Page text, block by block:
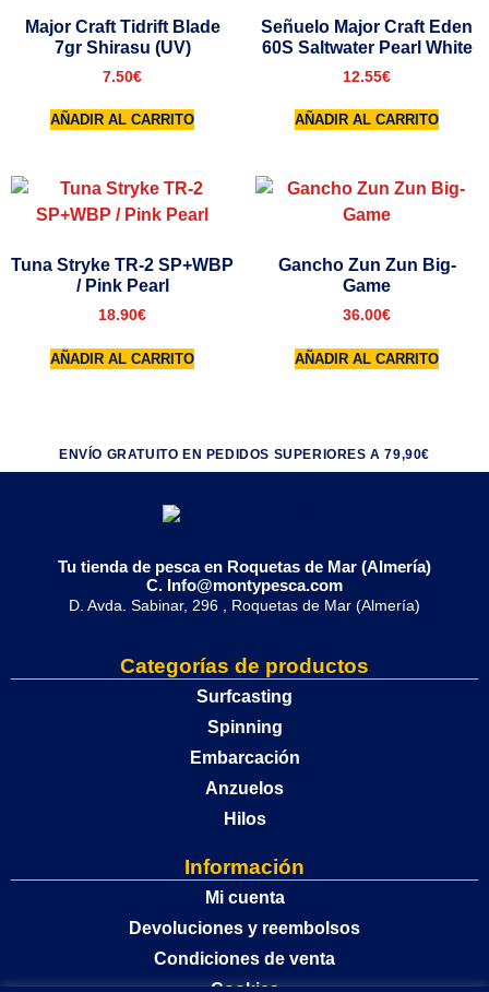
Major Craft Tidrift Blade
7gr Shirasu (UV)
7.50€
AÑADIR AL CARRITO
Señuelo Major Craft Eden
60S Saltwater Pearl White
12.55€
AÑADIR AL CARRITO
Tuna Stryke TR-2 SP+WBP
/ Pink Pearl
18.90€
AÑADIR AL CARRITO
Gancho Zun Zun Big-
Game
36.00€
AÑADIR AL CARRITO
ENVÍO GRATUITO EN PEDIDOS SUPERIORES A 79,90€
Tu tienda de pesca en Roquetas de Mar (Almería)
C. Info@montypesca.com
D. Avda. Sabinar, 296 , Roquetas de Mar (Almería)
Categorías de productos
Surfcasting
Spinning
Embarcación
Anzuelos
Hilos
Información
Mi cuenta
Devoluciones y reembolsos
Condiciones de venta